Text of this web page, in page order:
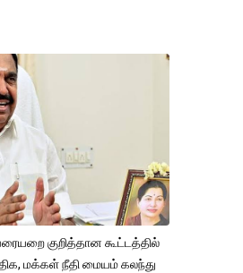
குறித்தான கூட்டத்தில்
மக்கள் நீதி மையம் கலந்து